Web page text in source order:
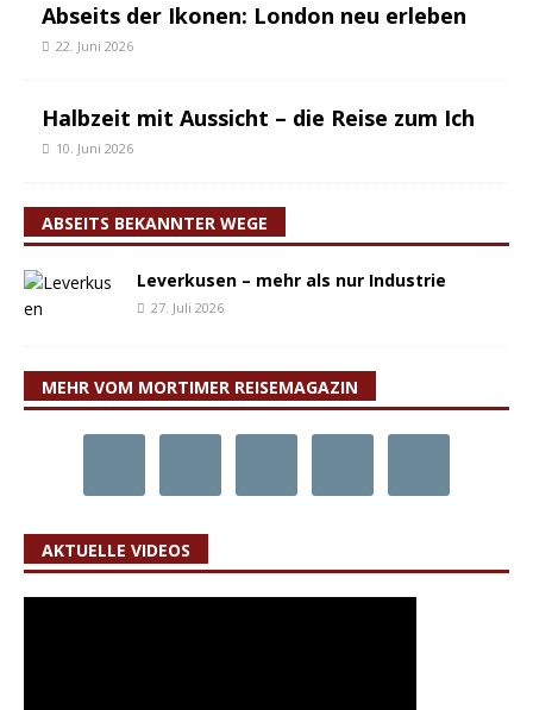
Abseits der Ikonen: London neu erleben
22. Juni 2026
Halbzeit mit Aussicht – die Reise zum Ich
10. Juni 2026
ABSEITS BEKANNTER WEGE
Leverkusen – mehr als nur Industrie
27. Juli 2026
MEHR VOM MORTIMER REISEMAGAZIN
AKTUELLE VIDEOS